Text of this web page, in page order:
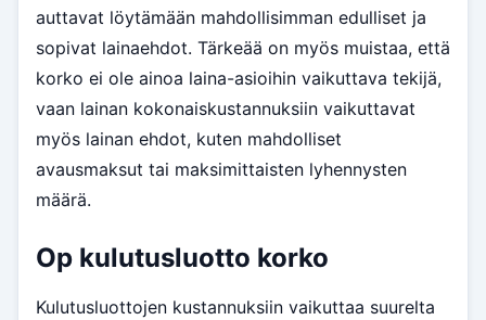
auttavat löytämään mahdollisimman edulliset ja
sopivat lainaehdot. Tärkeää on myös muistaa, että
korko ei ole ainoa laina-asioihin vaikuttava tekijä,
vaan lainan kokonaiskustannuksiin vaikuttavat
myös lainan ehdot, kuten mahdolliset
avausmaksut tai maksimittaisten lyhennysten
määrä.
Op kulutusluotto korko
Kulutusluottojen kustannuksiin vaikuttaa suurelta